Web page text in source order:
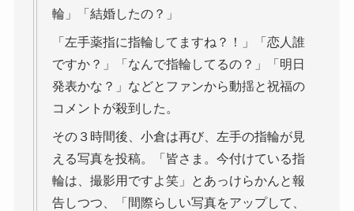
輪」「結婚したの？」
「左手薬指に指輪してますね？！」「恋人誰
ですか？」「なんで指輪してるの？」「明日
発表かな？」などとファンから動揺と祝福の
コメントが殺到した。
その３時間後、小倉は再び、左手の指輪が見
える写真を投稿。「皆さま。今付けている指
輪は、撮影用ですよ笑」とあっけらかんと報
告しつつ、「間際らしい写真をアップして、